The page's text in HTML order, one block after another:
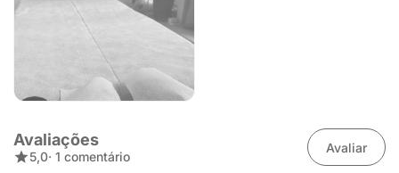
Avaliações
5,0· 1 comentário
Avaliar